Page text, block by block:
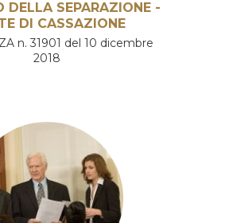
DELLA SEPARAZIONE -
DI CASSAZIONE
n. 31901 del 10 dicembre
2018